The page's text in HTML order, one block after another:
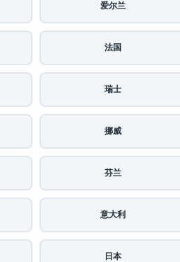
爱尔兰
法国
瑞士
挪威
芬兰
意大利
日本